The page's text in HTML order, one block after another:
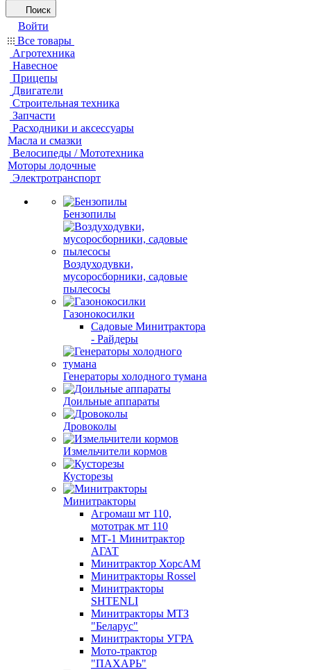
Поиск
Войти
Все товары
Агротехника
Навесное
Прицепы
Двигатели
Строительная техника
Запчасти
Расходники и аксессуары
Масла и смазки
Велосипеды / Мототехника
Моторы лодочные
Электротранспорт
Бензопилы
Воздуходувки,
мусоросборники, cадовые
пылесосы
Газонокосилки
Садовые Минитрактора
- Райдеры
Генераторы холодного тумана
Доильные аппараты
Дровоколы
Измельчители кормов
Кусторезы
Минитракторы
Агромаш мт 110,
мототрак мт 110
МТ-1 Минитрактор
АГАТ
Минитрактор ХорсАМ
Минитракторы Rossel
Минитракторы
SHTENLI
Минитракторы МТЗ
"Беларус"
Минитракторы УГРА
Мото-трактор
"ПАХАРЬ"